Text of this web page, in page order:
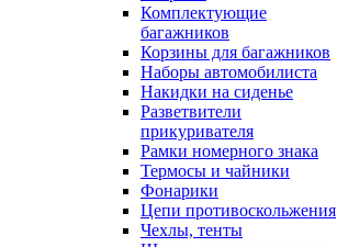
Комплектующие
багажников
Корзины для багажников
Наборы автомобилиста
Накидки на сиденье
Разветвители
прикуривателя
Рамки номерного знака
Термосы и чайники
Фонарики
Цепи противоскольжения
Чехлы, тенты